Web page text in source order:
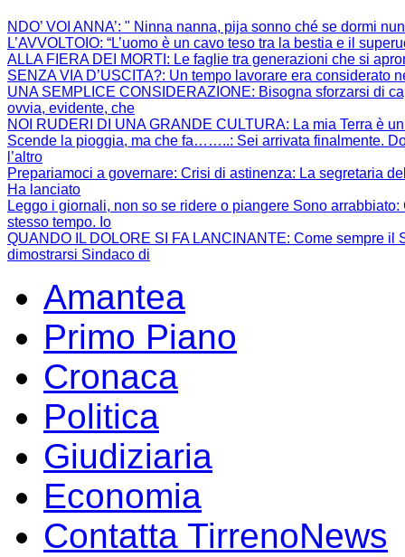
NDO’ VOI ANNA’: " Ninna nanna, pija sonno ché se dormi
L’AVVOLTOIO: “L’uomo è un cavo teso tra la bestia e il
ALLA FIERA DEI MORTI : Le faglie tra generazioni che si
SENZA VIA D’USCITA?: Un tempo lavorare era considerato
UNA SEMPLICE CONSIDERAZIONE: Bisogna sforzarsi di
ovvia, evidente, che
NOI RUDERI DI UNA GRANDE CULTURA: La mia Terra è
Scende la pioggia, ma che fa……..: Sei arrivata finalmente.
l’altro
Prepariamoci a governare: Crisi di astinenza: La segretaria
Ha lanciato
Leggo i giornali, non so se ridere o piangere Sono arrabbiato:
stesso tempo. Io
QUANDO IL DOLORE SI FA LANCINANTE: Come sempre il
dimostrarsi Sindaco di
Amantea
Primo Piano
Cronaca
Politica
Giudiziaria
Economia
Contatta TirrenoNews